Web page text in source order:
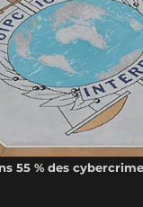
55 % des